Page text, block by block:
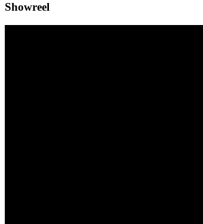
Showreel